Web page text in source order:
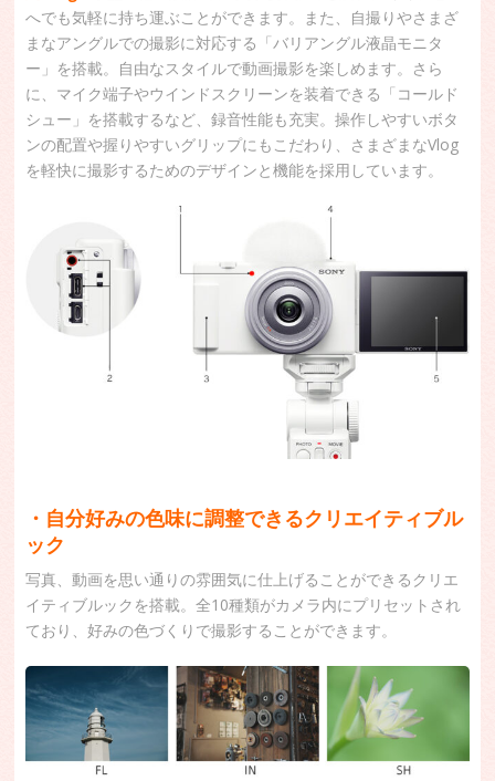
へでも気軽に持ち運ぶことができます。また、自撮りやさまざ
まなアングルでの撮影に対応する「バリアングル液晶モニタ
ー」を搭載。自由なスタイルで動画撮影を楽しめます。さら
に、マイク端子やウインドスクリーンを装着できる「コールド
シュー」を搭載するなど、録音性能も充実。操作しやすいボタ
ンの配置や握りやすいグリップにもこだわり、さまざまなVlog
を軽快に撮影するためのデザインと機能を採用しています。
・自分好みの色味に調整できるクリエイティブル
ック
写真、動画を思い通りの雰囲気に仕上げることができるクリエ
イティブルックを搭載。全10種類がカメラ内にプリセットされ
ており、好みの色づくりで撮影することができます。